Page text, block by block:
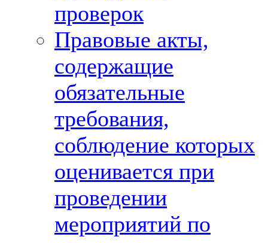
проверок
Правовые акты,
содержащие
обязательные
требования,
соблюдение которых
оценивается при
проведении
мероприятий по